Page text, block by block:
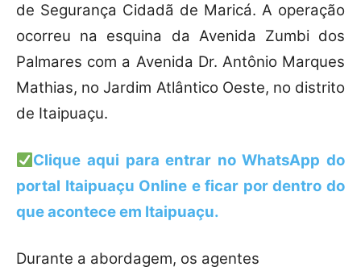
de Segurança Cidadã de Maricá. A operação
ocorreu na esquina da Avenida Zumbi dos
Palmares com a Avenida Dr. Antônio Marques
Mathias, no Jardim Atlântico Oeste, no distrito
de Itaipuaçu.
Clique aqui para entrar no WhatsApp do
portal Itaipuaçu Online e ficar por dentro do
que acontece em Itaipuaçu.
Durante a abordagem, os agentes